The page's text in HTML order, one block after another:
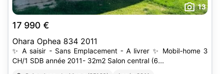
13
17 990 €
Ohara Ophea 834 2011
✨ A saisir - Sans Emplacement - A livrer ✨ Mobil-home 3
CH/1 SDB année 2011- 32m2 Salon central (6...